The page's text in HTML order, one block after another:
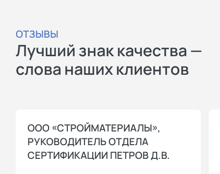
СДС “Промтехсертификация” — в
ней мы выдаем сертификаты
соответствия ГОСТ Р ИСО на
систему менеджмента качества,
(ХАССП), систему безопасности
труда, систему информационной
безопасности и т.д. Также
ОТЗЫВЫ
Лучший знак качества —
слова наших клиентов
ООО «СТРОЙМАТЕРИАЛЫ»,
РУКОВОДИТЕЛЬ ОТДЕЛА
СЕРТИФИКАЦИИ ПЕТРОВ Д.В.